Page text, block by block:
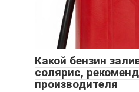
Какой бензин
солярис,
производителя